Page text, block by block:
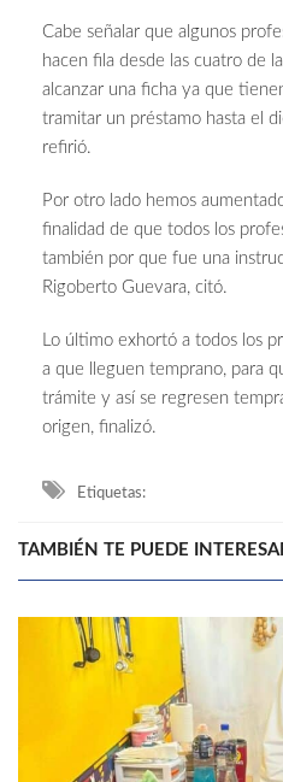
Cabe señalar que algunos
hacen fila desde las cuatro de
alcanzar una ficha ya que
tramitar un préstamo hasta el
refirió.
Por otro lado hemos
finalidad de que todos los
también por que fue una
Rigoberto Guevara, citó.
Lo último exhortó a todos los
a que lleguen temprano, para
trámite y así se regresen
origen, finalizó.
Etiquetas:
TAMBIÉN TE PUEDE